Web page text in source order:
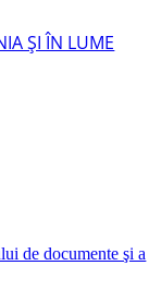
ŞI ÎN LUME
de documente şi a